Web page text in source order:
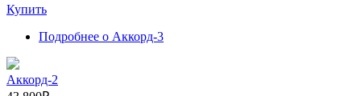
Купить
Подробнее о Аккорд-3
Аккорд-2